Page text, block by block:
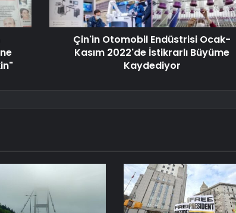
Çin'in Otomobil Endüstrisi Ocak-
Kasım 2022'de İstikrarlı Büyüme
Kaydediyor